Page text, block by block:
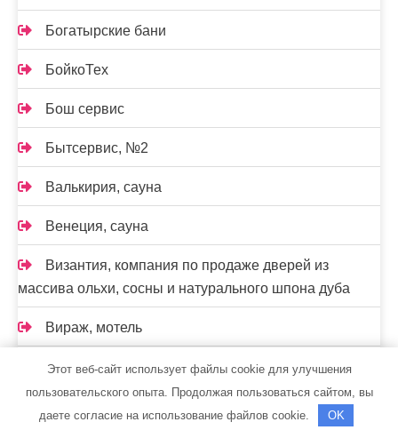
Богатырские бани
БойкоТех
Бош сервис
Бытсервис, №2
Валькирия, сауна
Венеция, сауна
Византия, компания по продаже дверей из
массива ольхи, сосны и натурального шпона дуба
Вираж, мотель
Водолей, автомойка
Этот веб-сайт использует файлы cookie для улучшения
пользовательского опыта. Продолжая пользоваться сайтом, вы
даете согласие на использование файлов cookie.
OK